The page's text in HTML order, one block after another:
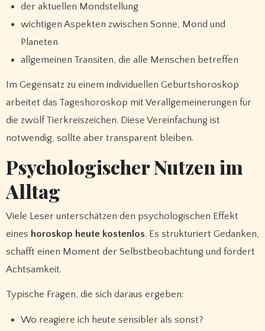
der aktuellen Mondstellung
wichtigen Aspekten zwischen Sonne, Mond und
Planeten
allgemeinen Transiten, die alle Menschen betreffen
Im Gegensatz zu einem individuellen Geburtshoroskop
arbeitet das Tageshoroskop mit Verallgemeinerungen für
die zwölf Tierkreiszeichen. Diese Vereinfachung ist
notwendig, sollte aber transparent bleiben.
Psychologischer Nutzen im
Alltag
Viele Leser unterschätzen den psychologischen Effekt
eines horoskop heute kostenlos. Es strukturiert Gedanken,
schafft einen Moment der Selbstbeobachtung und fördert
Achtsamkeit.
Typische Fragen, die sich daraus ergeben:
Wo reagiere ich heute sensibler als sonst?